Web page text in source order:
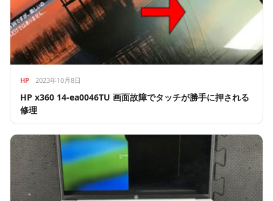
HP 2023年10月8日
HP x360 14-ea0046TU 画面故障でタッチが勝手に押される
修理